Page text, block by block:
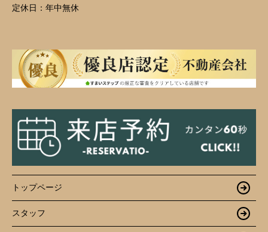
定休日： 年中無休
トップページ
スタッフ